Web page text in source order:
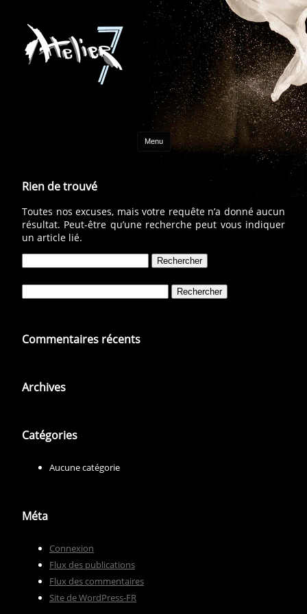
Menu Aller au contenu
Rien de trouvé
Toutes nos excuses, mais votre requête n’a donné aucun
résultat. Peut-être qu’une recherche peut vous indiquer
un article lié.
Commentaires récents
Archives
Catégories
Aucune catégorie
Méta
Connexion
Flux des publications
Flux des commentaires
Site de WordPress-FR